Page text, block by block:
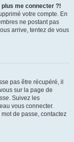
me connecter ?!
votre compte. En
ne postant pas
arrive, tentez de vous
pas être récupéré, il
sur la page de
. Suivez les
vous connecter.
de passe, contactez